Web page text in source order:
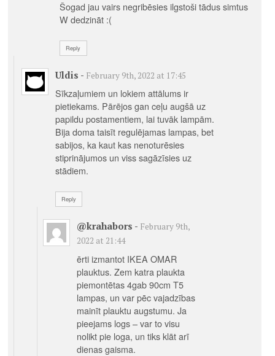
Šogad jau vairs negribēsies ilgstoši tādus simtus
W dedzināt :(
Reply
Uldis - February 9th, 2022 at 17:45
Sīkzaļumiem un lokiem attālums ir
pietiekams. Pārējos gan ceļu augšā uz
papildu postamentiem, lai tuvāk lampām.
Bija doma taisīt regulējamas lampas, bet
sabijos, ka kaut kas nenoturēsies
stiprinājumos un viss sagāzīsies uz
stādiem.
Reply
@krahabors - February 9th,
2022 at 21:44
ērti izmantot IKEA OMAR
plauktus. Zem katra plaukta
piemontētas 4gab 90cm T5
lampas, un var pēc vajadzības
mainīt plauktu augstumu. Ja
pieejams logs – var to visu
nolikt pie loga, un tiks klāt arī
dienas gaisma.